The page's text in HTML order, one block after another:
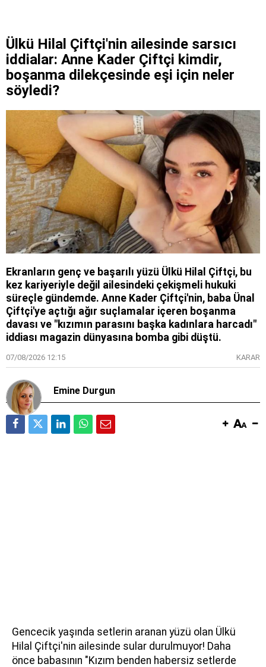
Ülkü Hilal Çiftçi'nin ailesinde sarsıcı
iddialar: Anne Kader Çiftçi kimdir,
boşanma dilekçesinde eşi için neler
söyledi?
Ekranların genç ve başarılı yüzü Ülkü Hilal Çiftçi, bu
kez kariyeriyle değil ailesindeki çekişmeli hukuki
süreçle gündemde. Anne Kader Çiftçi'nin, baba Ünal
Çiftçi'ye açtığı ağır suçlamalar içeren boşanma
davası ve "kızımın parasını başka kadınlara harcadı"
iddiası magazin dünyasına bomba gibi düştü.
07/08/2026 12:15 KARAR
Emine Durgun
Gencecik yaşında setlerin aranan yüzü olan Ülkü
Hilal Çiftçi'nin ailesinde sular durulmuyor! Daha
önce babasının "Kızım benden habersiz setlerde